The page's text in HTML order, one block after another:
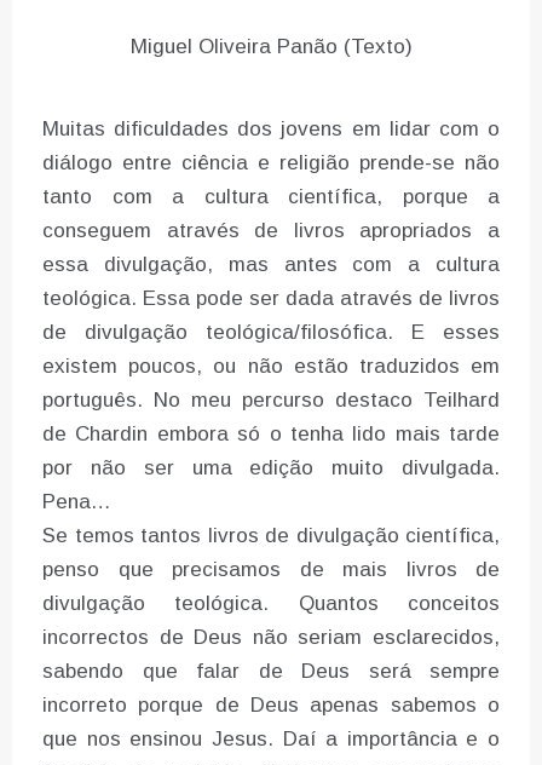
Miguel Oliveira Panão (Texto)
Muitas dificuldades dos jovens em lidar com o
diálogo entre ciência e religião prende-se não
tanto com a cultura científica, porque a
conseguem através de livros apropriados a
essa divulgação, mas antes com a cultura
teológica. Essa pode ser dada através de livros
de divulgação teológica/filosófica. E esses
existem poucos, ou não estão traduzidos em
português. No meu percurso destaco Teilhard
de Chardin embora só o tenha lido mais tarde
por não ser uma edição muito divulgada.
Pena…
Se temos tantos livros de divulgação científica,
penso que precisamos de mais livros de
divulgação teológica. Quantos conceitos
incorrectos de Deus não seriam esclarecidos,
sabendo que falar de Deus será sempre
incorreto porque de Deus apenas sabemos o
que nos ensinou Jesus. Daí a importância e o